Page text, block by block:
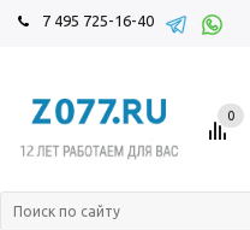
7 495 725-16-40
0